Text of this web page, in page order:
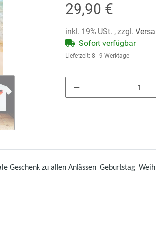
29,90 €
inkl. 19% USt. , zzgl.
Sofort verfügbar
Lieferzeit: 8 - 9 Werktage
zu allen Anlässen, Geburtstag,